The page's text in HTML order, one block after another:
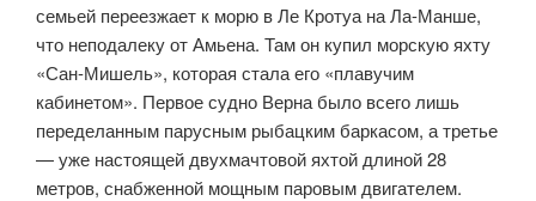
семьей переезжает к морю в Ле Кротуа на Ла-Манше,
что неподалеку от Амьена. Там он купил морскую яхту
«Сан-Мишель», которая стала его «плавучим
кабинетом». Первое судно Верна было всего лишь
переделанным парусным рыбацким баркасом, а третье
— уже настоящей двухмачтовой яхтой длиной 28
метров, снабженной мощным паровым двигателем.